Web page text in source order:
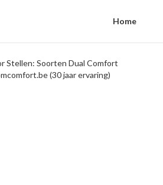
Home
Voor Stellen: